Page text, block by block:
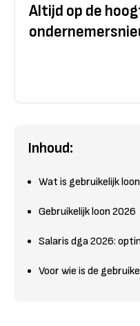
Altijd op de
Inhoud:
Wat is gebruikelijk
Gebruikelijk loon 2026
Salaris dga 2026:
Voor wie is de